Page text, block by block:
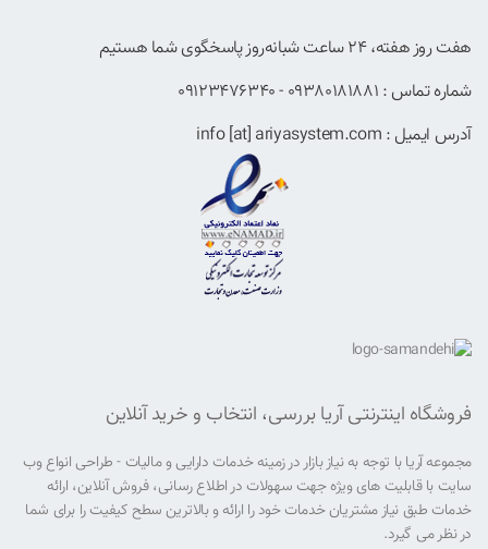
هفت روز هفته، ۲۴ ساعت شبانه‌روز پاسخگوی شما هستیم
شماره تماس : 09380181881 - 09123476340
آدرس ایمیل : info [at] ariyasystem.com
فروشگاه اینترنتی آریا بررسی، انتخاب و خرید آنلاین
مجموعه آریا با توجه به نیاز بازار در زمینه خدمات دارایی و مالیات - طراحی انواع وب
سایت با قابلیت های ویژه جهت سهولات در اطلاع رسانی، فروش آنلاین، ارائه
خدمات طبق نیاز مشتریان خدمات خود را ارائه و بالاترین سطح کیفیت را برای شما
در نظر می گیرد.